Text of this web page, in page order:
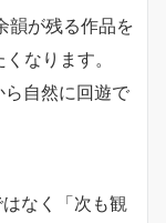
韻が残る作品を
なります。
自然に回遊で
なく「次も観